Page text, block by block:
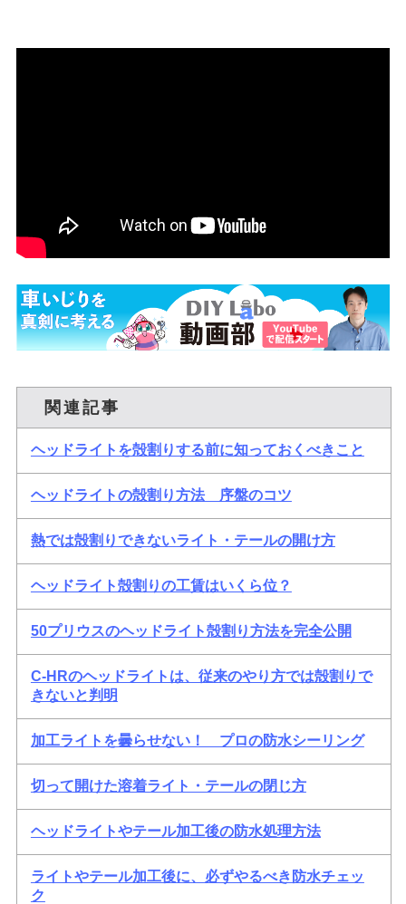
関連記事
ヘッドライトを殻割りする前に知っておくべきこと
ヘッドライトの殻割り方法 序盤のコツ
熱では殻割りできないライト・テールの開け方
ヘッドライト殻割りの工賃はいくら位？
50プリウスのヘッドライト殻割り方法を完全公開
C-HRのヘッドライトは、従来のやり方では殻割りで
きないと判明
加工ライトを曇らせない！ プロの防水シーリング
切って開けた溶着ライト・テールの閉じ方
ヘッドライトやテール加工後の防水処理方法
ライトやテール加工後に、必ずやるべき防水チェッ
ク